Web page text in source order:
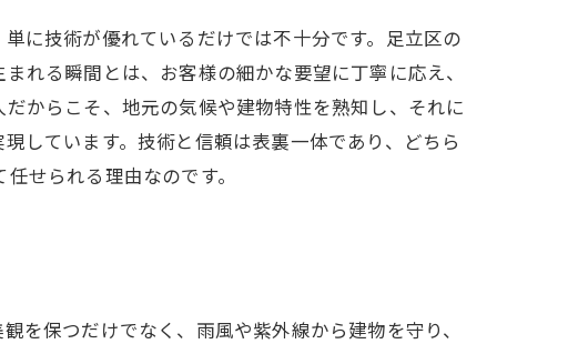
に技術が優れているだけでは不十分です。足立区の
れる瞬間とは、お客様の細かな要望に丁寧に応え、
からこそ、地元の気候や建物特性を熟知し、それに
しています。技術と信頼は表裏一体であり、どちら
せられる理由なのです。
を保つだけでなく、雨風や紫外線から建物を守り、